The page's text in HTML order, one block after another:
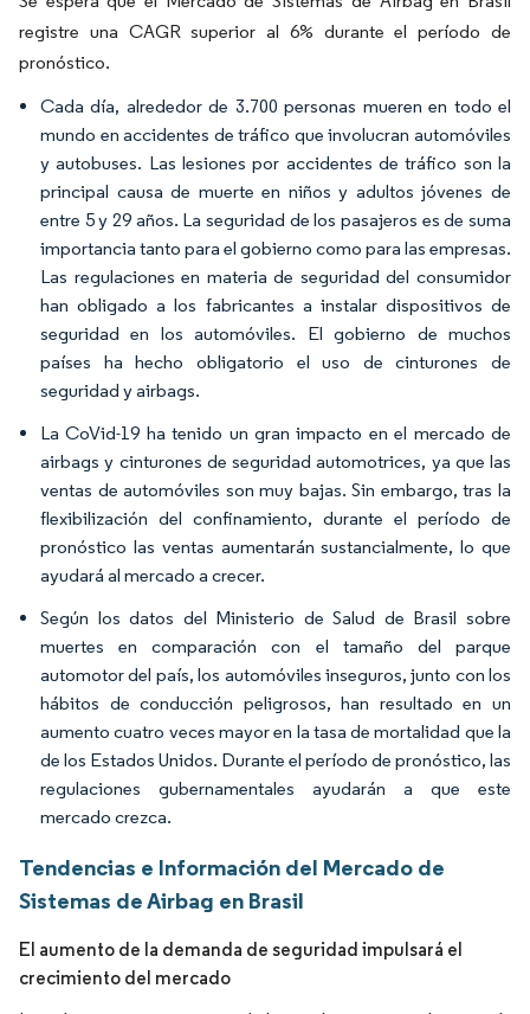
registre una CAGR superior al 6% durante el período de
pronóstico.
Cada día, alrededor de 3.700 personas mueren en todo el
mundo en accidentes de tráfico que involucran automóviles
y autobuses. Las lesiones por accidentes de tráfico son la
principal causa de muerte en niños y adultos jóvenes de
entre 5 y 29 años. La seguridad de los pasajeros es de suma
importancia tanto para el gobierno como para las empresas.
Las regulaciones en materia de seguridad del consumidor
han obligado a los fabricantes a instalar dispositivos de
seguridad en los automóviles. El gobierno de muchos
países ha hecho obligatorio el uso de cinturones de
seguridad y airbags.
La CoVid-19 ha tenido un gran impacto en el mercado de
airbags y cinturones de seguridad automotrices, ya que las
ventas de automóviles son muy bajas. Sin embargo, tras la
flexibilización del confinamiento, durante el período de
pronóstico las ventas aumentarán sustancialmente, lo que
ayudará al mercado a crecer.
Según los datos del Ministerio de Salud de Brasil sobre
muertes en comparación con el tamaño del parque
automotor del país, los automóviles inseguros, junto con los
hábitos de conducción peligrosos, han resultado en un
aumento cuatro veces mayor en la tasa de mortalidad que la
de los Estados Unidos. Durante el período de pronóstico, las
regulaciones gubernamentales ayudarán a que este
mercado crezca.
Tendencias e Información del Mercado de
Sistemas de Airbag en Brasil
El aumento de la demanda de seguridad impulsará el
crecimiento del mercado